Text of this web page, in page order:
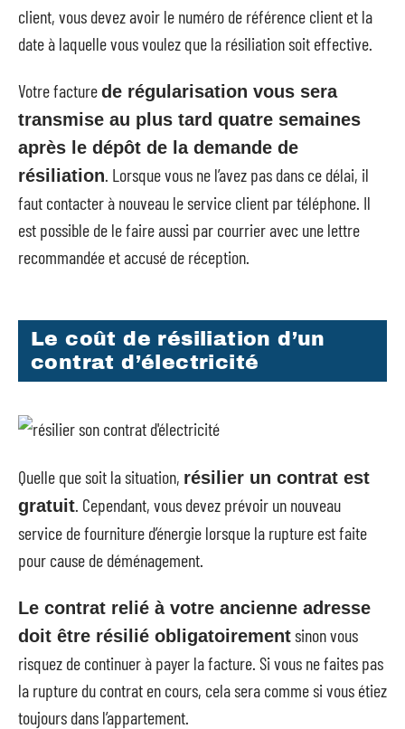
client, vous devez avoir le numéro de référence client et la
date à laquelle vous voulez que la résiliation soit effective.
Votre facturede régularisation vous sera
transmise au plus tard quatre semaines
après le dépôt de la demande de
résiliation. Lorsque vous ne l’avez pas dans ce délai, il
faut contacter à nouveau le service client par téléphone. Il
est possible de le faire aussi par courrier avec une lettre
recommandée et accusé de réception.
Le coût de résiliation d’un
contrat d’électricité
Quelle que soit la situation, résilier un contrat est
gratuit . Cependant, vous devez prévoir un nouveau
service de fourniture d’énergie lorsque la rupture est faite
pour cause de déménagement.
Le contrat relié à votre ancienne adresse
doit être résilié obligatoirementsinon vous
risquez de continuer à payer la facture. Si vous ne faites pas
la rupture du contrat en cours, cela sera comme si vous étiez
toujours dans l’appartement.